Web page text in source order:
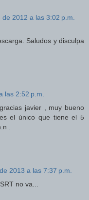
2012 a las 3:02 p.m.
Saludos y disculpa
las 2:52 p.m.
javier , muy bueno
el único que tiene el 5
.
2013 a las 7:37 p.m.
no va...